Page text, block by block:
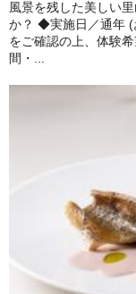
風景を残した美しい
か？ ◆実施日／通年 (
をご確認の上、体験
間・...